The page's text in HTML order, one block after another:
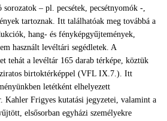
– pl. pecsétek, pecsétnyomók -,
tartoznak. Itt találhatóak meg továbbá a
hang- és fényképgyűjtemények,
használt levéltári segédletek. A
tehát a levéltár 165 darab térképe, köztük
birtoktérképpel (VFL IX.7.). Itt
letétként elhelyezett
Kahler Frigyes kutatási jegyzetei, valamint a
elsősorban egyházi személyekre